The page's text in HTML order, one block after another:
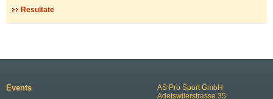
Resultate
AS Pro Sport GmbH
Adetswilerstrasse 35
Events